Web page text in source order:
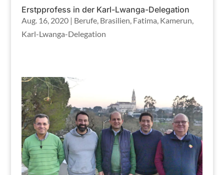
Erstpprofess in der Karl-Lwanga-Delegation
Aug. 16, 2020| Berufe, Brasilien, Fatima, Kamerun,
Karl-Lwanga-Delegation